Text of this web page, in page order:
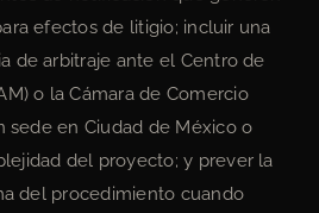
efectos de litigio; incluir una
de arbitraje ante el Centro de
o la Cámara de Comercio
sede en Ciudad de México o
del proyecto; y prever la
del procedimiento cuando